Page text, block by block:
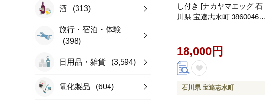
酒 (313)
旅行・宿泊・体験
(398)
日用品・雑貨 (3,594)
電化製品 (604)
し付き [ナカヤマエッグ 石
川県 宝達志水町 38600467]
18,000円
石川県 宝達志水町